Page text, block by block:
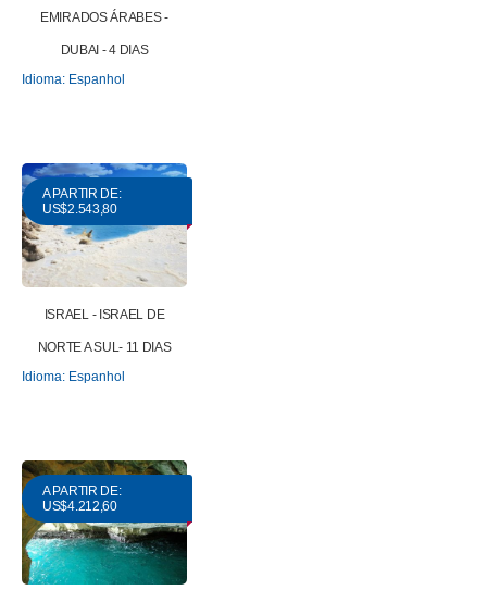
EMIRADOS ÁRABES -
DUBAI - 4 DIAS
Idioma: Espanhol
A PARTIR DE:
US$2.543,80
ISRAEL - ISRAEL DE
NORTE A SUL- 11 DIAS
Idioma: Espanhol
A PARTIR DE:
US$4.212,60